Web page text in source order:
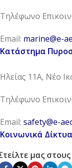
Τηλέφωνο
Email: marine@e-
Κατάστημα
Ηλείας 11Α, Νέο
Τηλέφωνο
Email: safety@e-
Κοινωνικά
μας